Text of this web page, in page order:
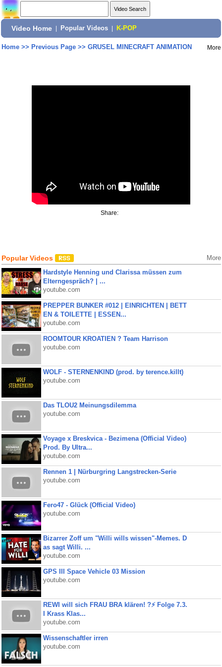
Video Home Popular Videos K-POP
Home>> Previous Page>> GRUSEL MINECRAFT ANIMATION More
Share:
Popular Videos More
Hardstyle Henning und Clarissa müssen zum
Elterngespräch? | ...
youtube.com
PREPPER BUNKER #012 | EINRICHTEN | BETT
EN & TOILETTE | ESSEN...
youtube.com
ROOMTOUR KROATIEN ? Team Harrison
youtube.com
WOLF - STERNENKIND (prod. by terence.killt)
youtube.com
Das TLOU2 Meinungsdilemma
youtube.com
Voyage x Breskvica - Bezimena (Official Video)
Prod. By Ultra...
youtube.com
Rennen 1 | Nürburgring Langstrecken-Serie
youtube.com
Fero47 - Glück (Official Video)
youtube.com
Bizarrer Zoff um "Willi wills wissen"-Memes. D
as sagt Willi. ...
youtube.com
GPS III Space Vehicle 03 Mission
youtube.com
REWI will sich FRAU BRA klären! ?⚡️ Folge 7.3.
I Krass Klas...
youtube.com
Wissenschaftler irren
youtube.com